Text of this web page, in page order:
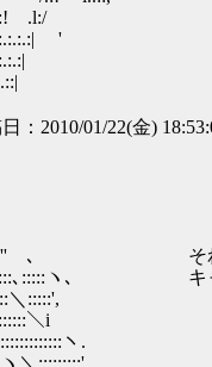
.l:/
'
：2010/01/22(金)
｀"'' ､ それに
､:::::ヽ､ キャ
＼:::::',
＼i
ヽ.
＼:::::::::',